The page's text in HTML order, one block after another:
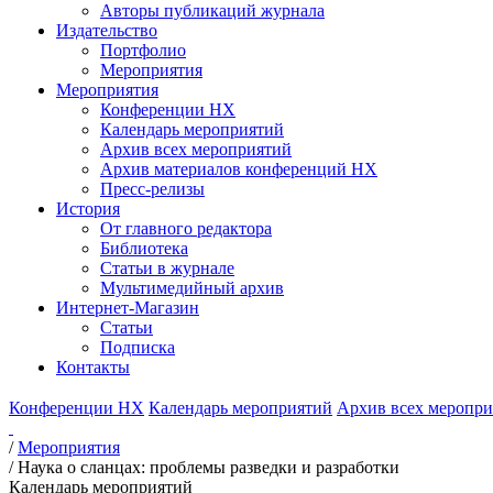
Авторы публикаций журнала
Издательство
Портфолио
Мероприятия
Мероприятия
Конференции НХ
Календарь мероприятий
Архив всех мероприятий
Архив материалов конференций НХ
Пресс-релизы
История
От главного редактора
Библиотека
Статьи в журнале
Мультимедийный архив
Интернет-Магазин
Статьи
Подписка
Контакты
Конференции НХ Календарь мероприятий Архив всех
/Мероприятия
/Наука о сланцах: проблемы разведки и разработки
Календарь мероприятий